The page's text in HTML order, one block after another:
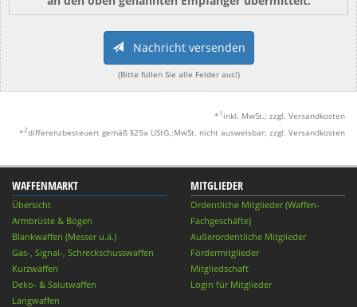
Nachricht versenden
(Bitte füllen Sie alle Felder aus!)
* 1 inkl. MwSt.; zzgl. Versandkosten
*2differenzbesteuert gemäß §25a UStG.;MwSt. nicht ausweisbar; zzgl. Versandkosten
WAFFENMARKT
Übersicht
Armbrüste & Bögen
Blankwaffen (Messer u.ä.)
Gas-, Signal-, Schreckschusswaffen
Kurzwaffen
Deko- & Salutwaffen
Langwaffen
MITGLIEDER
Ordentliche Mitglieder (Waffen-
Fachgeschäfte)
Außerordentliche Mitglieder
Fördermitglieder
Mitgliedschaft
Login für Mitglieder